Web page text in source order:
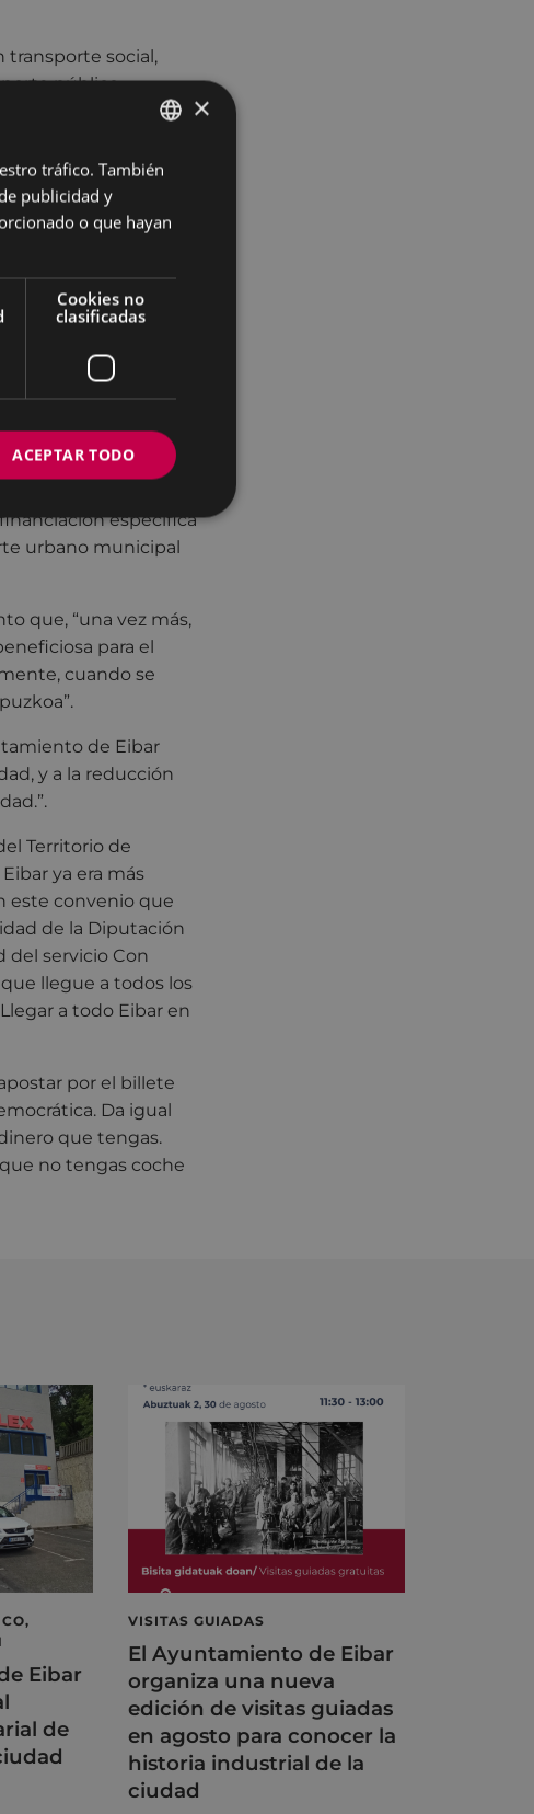
transporte social,
público,
la tarificación a
del sistema
coordinación entre
de transporte
como la
de este convenio,
integral de
transporte urbano
específica
urbano municipal
que, “una vez más,
para el
cuando se
de Eibar
y a la reducción
Territorio de
ya era más
este convenio que
de la Diputación
del servicio Con
llegue a todos los
a todo Eibar en
por el billete
Da igual
que tengas.
no tengas coche
Eibar
de
VISITAS GUIADAS
El Ayuntamiento de Eibar
organiza una nueva
edición de visitas guiadas
en agosto para conocer la
historia industrial de la
ciudad
BASQUE
×
tráfico. También
publicidad y
o que hayan
Cookies no
clasificadas
ACEPTAR TODO